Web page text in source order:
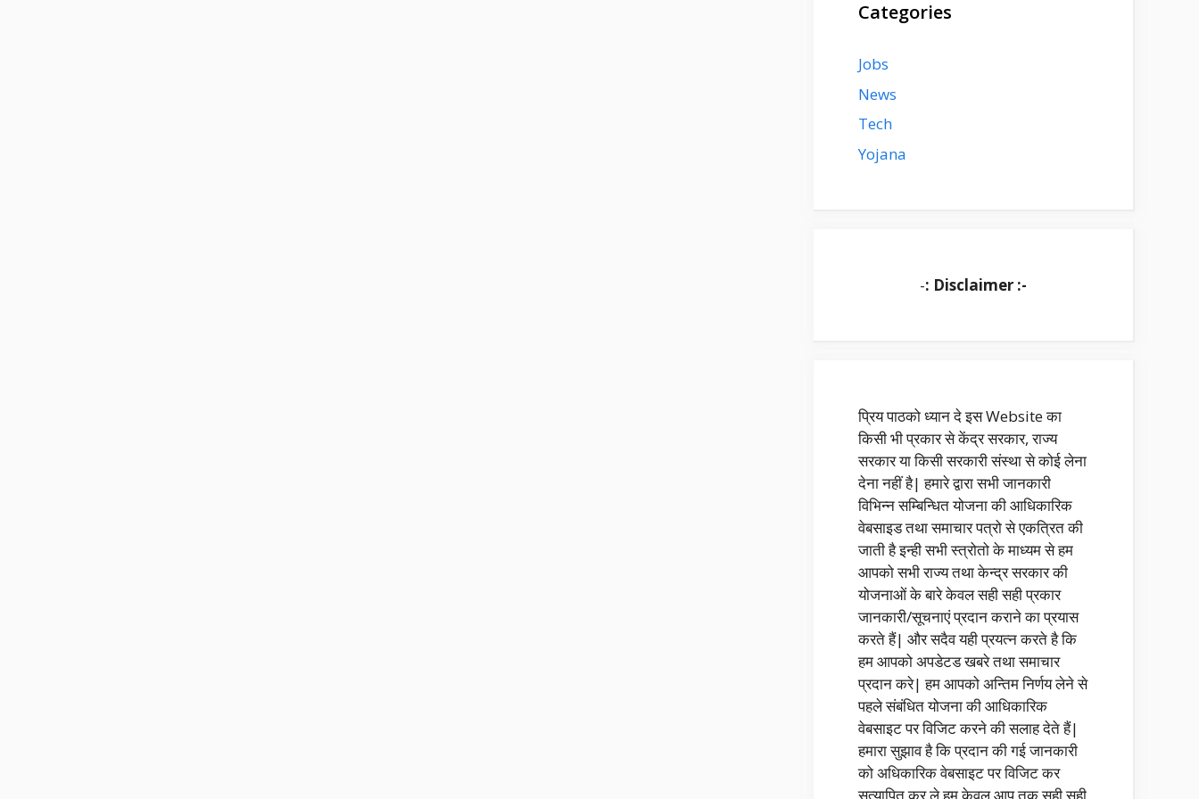
Categories
Jobs
News
Tech
Yojana
-: Disclaimer :-
प्रिय पाठको ध्यान दे इस Website का
किसी भी प्रकार से केंद्र सरकार, राज्य
सरकार या किसी सरकारी संस्था से कोई लेना
देना नहीं है| हमारे द्वारा सभी जानकारी
विभिन्न सम्बिन्धित योजना की आधिकारिक
वेबसाइड तथा समाचार पत्रो से एकत्रित की
जाती है इन्ही सभी स्त्रोतो के माध्यम से हम
आपको सभी राज्य तथा केन्द्र सरकार की
योजनाओं के बारे केवल सही सही प्रकार
जानकारी/सूचनाएं प्रदान कराने का प्रयास
करते हैं| और सदैव यही प्रयत्न करते है कि
हम आपको अपडेटड खबरे तथा समाचार
प्रदान करे| हम आपको अन्तिम निर्णय लेने से
पहले संबंधित योजना की आधिकारिक
वेबसाइट पर विजिट करने की सलाह देते हैं|
हमारा सुझाव है कि प्रदान की गई जानकारी
को अधिकारिक वेबसाइट पर विजिट कर
सत्यापित कर ले हम केवल आप तक सही सही